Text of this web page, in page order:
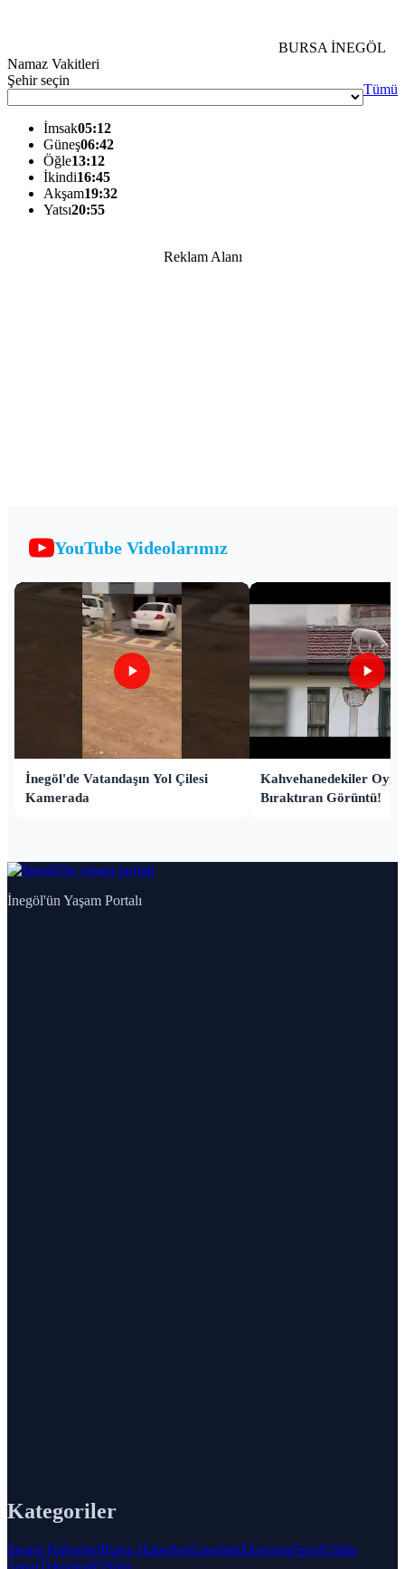
BURSA İNEGÖL
Namaz Vakitleri
Şehir seçin
Tümü
İmsak05:12
Güneş06:42
Öğle13:12
İkindi16:45
Akşam19:32
Yatsı20:55
Reklam Alanı
YouTube Videolarımız
İnegöl'de Vatandaşın Yol Çilesi
Kamerada
Kahvehanedekiler
Bıraktıran Görüntü!
İnegöl'ün Yaşam Portalı
Kategoriler
İnegöl HaberleriBursa HaberleriGündemEkonomiSporKültür
SanatTeknolojiEğitim